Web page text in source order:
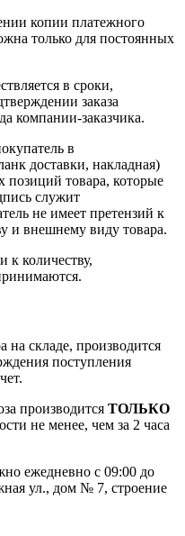
копии платежного
только для постоянных
в сроки,
заказа
компании-заказчика.
в
доставки, накладная)
позиций товара, которые
служит
не имеет претензий к
и внешнему виду товара.
к количеству,
на складе, производится
поступления
производится ТОЛЬКО
не менее, чем за 2 часа
ежедневно с 09:00 до
ул., дом № 7, строение